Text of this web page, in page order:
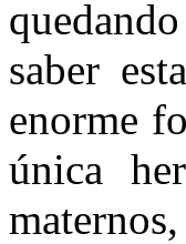
saber
enorme
única